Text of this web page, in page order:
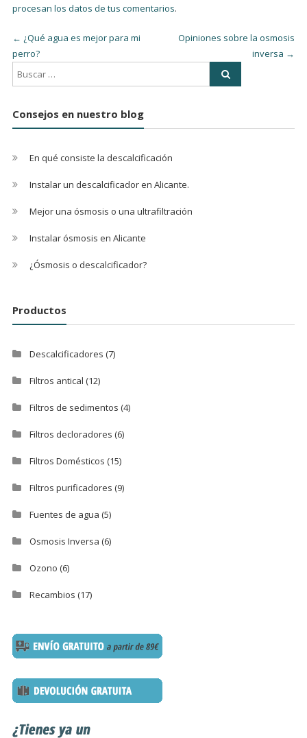
procesan los datos de tus comentarios.
← ¿Qué agua es mejor para mi
perro?
Opiniones sobre la osmosis
inversa →
Consejos en nuestro blog
En qué consiste la descalcificación
Instalar un descalcificador en Alicante.
Mejor una ósmosis o una ultrafiltración
Instalar ósmosis en Alicante
¿Ósmosis o descalcificador?
Productos
Descalcificadores (7)
Filtros antical (12)
Filtros de sedimentos (4)
Filtros decloradores (6)
Filtros Domésticos (15)
Filtros purificadores (9)
Fuentes de agua (5)
Osmosis Inversa (6)
Ozono (6)
Recambios (17)